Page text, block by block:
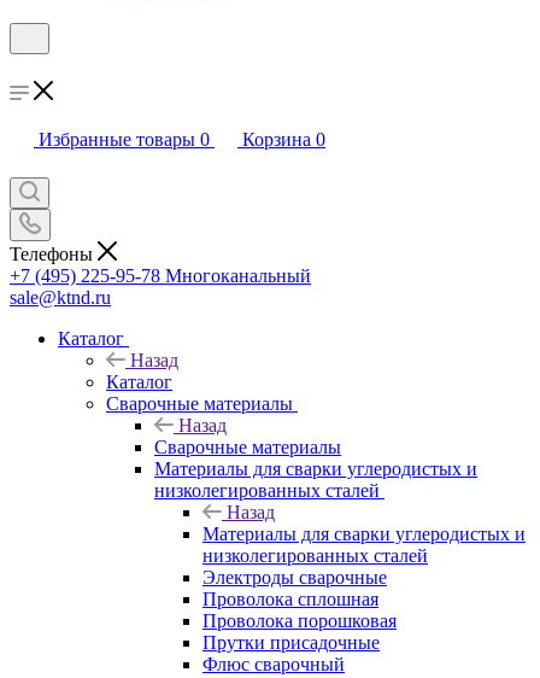
Избранные товары 0 Корзина 0
Телефоны
+7 (495) 225-95-78 Многоканальный
sale@ktnd.ru
Каталог
Назад
Каталог
Сварочные материалы
Назад
Сварочные материалы
Материалы для сварки углеродистых и
низколегированных сталей
Назад
Материалы для сварки углеродистых и
низколегированных сталей
Электроды сварочные
Проволока сплошная
Проволока порошковая
Прутки присадочные
Флюс сварочный